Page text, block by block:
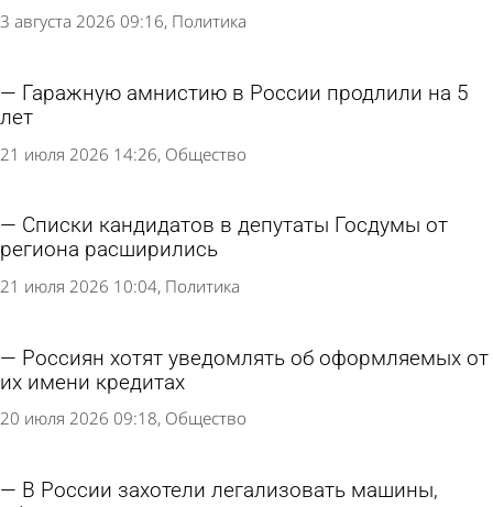
3 августа 2026 09:16 Политика
Гаражную амнистию в России продлили на 5
лет
21 июля 2026 14:26 Общество
Списки кандидатов в депутаты Госдумы от
региона расширились
21 июля 2026 10:04 Политика
Россиян хотят уведомлять об оформляемых от
их имени кредитах
20 июля 2026 09:18 Общество
В России захотели легализовать машины,